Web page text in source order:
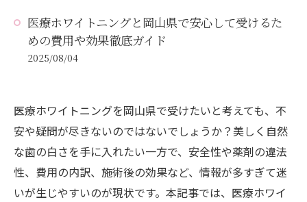
医療ホワイトニングと岡山県で安心して受けるた
めの費用や効果徹底ガイド
2025/08/04
医療ホワイトニングを岡山県で受けたいと考えても、不
安や疑問が尽きないのではないでしょうか？美しく自然
な歯の白さを手に入れたい一方で、安全性や薬剤の違法
性、費用の内訳、施術後の効果など、情報が多すぎて迷
いが生じやすいのが現状です。本記事では、医療ホワイ